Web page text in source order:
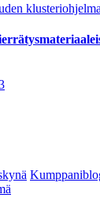
klusteriohjelma